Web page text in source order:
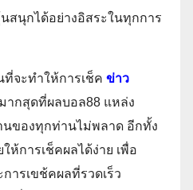
นุกได้อย่างอิสระในทุกการ
จะทำให้การเช็ค ข่าว
ากสุดที่ผลบอล88 แหล่ง
ของทุกท่านไม่พลาด อีกทั้ง
ห้การเช็คผลได้ง่าย เพื่อ
ารเขช้คผลที่รวดเร็ว